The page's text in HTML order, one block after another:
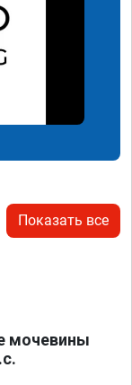
Показать все
мочевины